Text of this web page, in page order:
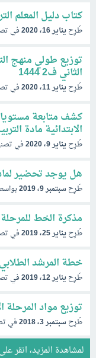
كتاب دليل المعلم
طُرِحيناير 16، 2020 في
توزيع طولي منهج
الثاني ف2 1444
طُرِحيناير 11، 2020 في
كشف متابعة
الابتدائية مادة التربية
طُرِحيناير 9، 2020 في
هل يوجد تحضير
طُرِح سبتمبر 9، 2019
مذكرة الخط للمرحلة
طُرِحيناير 25، 2019 في
خطة المرشد الطلابي
طُرِحيناير 12، 2019 في
توزيع مواد المرحلة الابتدائية 1441
طُرِح سبتمبر 3، 2018 في
لمشاهدة المزيد، انقر على